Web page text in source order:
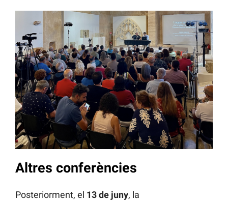
Altres conferències
Posteriorment, el 13 de juny, la